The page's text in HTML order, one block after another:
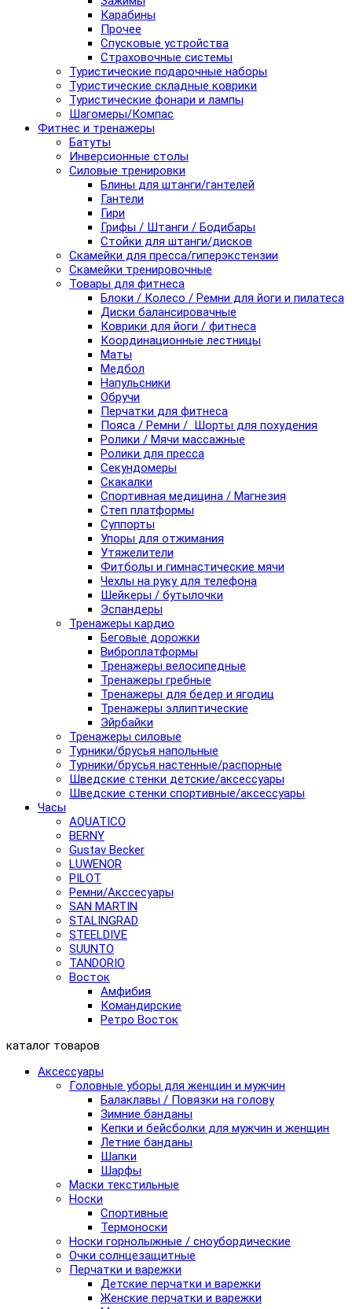
Карабины
Прочее
Спусковые устройства
Страховочные системы
Туристические подарочные наборы
Туристические складные коврики
Туристические фонари и лампы
Шагомеры/Компас
Фитнес и тренажеры
Батуты
Инверсионные столы
Силовые тренировки
Блины для штанги/гантелей
Гантели
Гири
Грифы / Штанги / Бодибары
Стойки для штанги/дисков
Скамейки для пресса/гиперэкстензии
Скамейки тренировочные
Товары для фитнеса
Блоки / Колесо / Ремни для йоги и пилатеса
Диски балансировачные
Коврики для йоги / фитнеса
Координационные лестницы
Маты
Медбол
Напульсники
Обручи
Перчатки для фитнеса
Пояса / Ремни / Шорты для похудения
Ролики / Мячи массажные
Ролики для пресса
Секундомеры
Скакалки
Спортивная медицина / Магнезия
Степ платформы
Суппорты
Упоры для отжимания
Утяжелители
Фитболы и гимнастические мячи
Чехлы на руку для телефона
Шейкеры / бутылочки
Эспандеры
Тренажеры кардио
Беговые дорожки
Виброплатформы
Тренажеры велосипедные
Тренажеры гребные
Тренажеры для бедер и ягодиц
Тренажеры эллиптические
Эйрбайки
Тренажеры силовые
Турники/брусья напольные
Турники/брусья настенные/распорные
Шведские стенки детские/аксессуары
Шведские стенки спортивные/аксессуары
Часы
AQUATICO
BERNY
Gustav Becker
LUWENOR
PILOT
Pемни/Акссесуары
SAN MARTIN
STALINGRAD
STEELDIVE
SUUNTO
TANDORIO
Восток
Амфибия
Командирские
Ретро Восток
каталог товаров
Аксессуары
Головные уборы для женщин и мужчин
Балаклавы / Повязки на голову
Зимние банданы
Кепки и бейсболки для мужчин и женщин
Летние банданы
Шапки
Шарфы
Маски текстильные
Носки
Спортивные
Термоноски
Носки горнолыжные / сноубордические
Очки солнцезащитные
Перчатки и варежки
Детские перчатки и варежки
Женские перчатки и варежки